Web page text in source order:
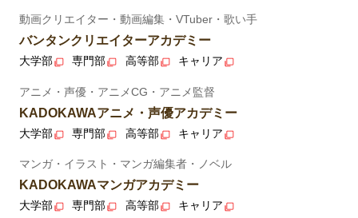
動画クリエイター・動画編集・VTuber・歌い手
バンタンクリエイターアカデミー
大学部 専門部 高等部 キャリア
アニメ・声優・アニメCG・アニメ監督
KADOKAWAアニメ・声優アカデミー
大学部 専門部 高等部 キャリア
マンガ・イラスト・マンガ編集者・ノベル
KADOKAWAマンガアカデミー
大学部 専門部 高等部 キャリア